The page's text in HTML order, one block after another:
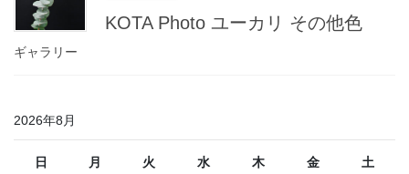
KOTA Photo ユーカリ その他色
ギャラリー
2026年8月
日 月 火 水 木 金 土